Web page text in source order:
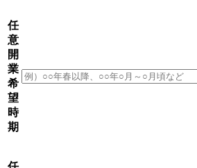
任
意
開
業
希
望
時
期